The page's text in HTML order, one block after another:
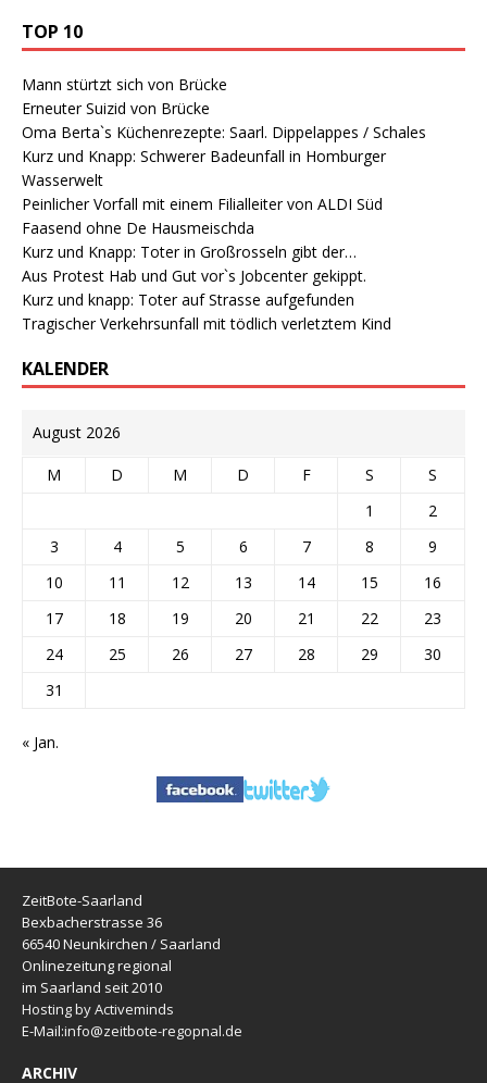
TOP 10
Mann stürtzt sich von Brücke
Erneuter Suizid von Brücke
Oma Berta`s Küchenrezepte: Saarl. Dippelappes / Schales
Kurz und Knapp: Schwerer Badeunfall in Homburger
Wasserwelt
Peinlicher Vorfall mit einem Filialleiter von ALDI Süd
Faasend ohne De Hausmeischda
Kurz und Knapp: Toter in Großrosseln gibt der…
Aus Protest Hab und Gut vor`s Jobcenter gekippt.
Kurz und knapp: Toter auf Strasse aufgefunden
Tragischer Verkehrsunfall mit tödlich verletztem Kind
KALENDER
August 2026
M D M D F S
S
1
2
3
4 5 6 7 8
9
10
11 12 13 14 15
16
17
18 19 20 21 22
23
24
25 26 27 28 29
30
31
« Jan.
ZeitBote-Saarland
Bexbacherstrasse 36
66540 Neunkirchen / Saarland
Onlinezeitung regional
im Saarland seit 2010
Hosting by Activeminds
E-Mail:info@zeitbote-regopnal.de
ARCHIV